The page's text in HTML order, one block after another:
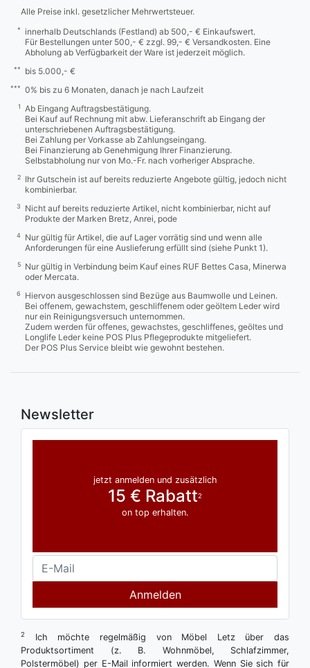
Alle Preise inkl. gesetzlicher Mehrwertsteuer.
*
innerhalb Deutschlands (Festland) ab 500,- € Einkaufswert.
Für Bestellungen unter 500,- € zzgl. 99,- € Versandkosten. Eine
Abholung ab Verfügbarkeit der Ware ist jederzeit möglich.
** bis 5.000,- €
*** 0% bis zu 6 Monaten, danach je nach Laufzeit
1
Ab Eingang Auftragsbestätigung.
Bei Kauf auf Rechnung mit abw. Lieferanschrift ab Eingang der
unterschriebenen Auftragsbestätigung.
Bei Zahlung per Vorkasse ab Zahlungseingang.
Bei Finanzierung ab Genehmigung Ihrer Finanzierung.
Selbstabholung nur von Mo.-Fr. nach vorheriger Absprache.
2
Ihr Gutschein ist auf bereits reduzierte Angebote gültig, jedoch nicht
kombinierbar.
3
Nicht auf bereits reduzierte Artikel, nicht kombinierbar, nicht auf
Produkte der Marken Bretz, Anrei, pode
4
Nur gültig für Artikel, die auf Lager vorrätig sind und wenn alle
Anforderungen für eine Auslieferung erfüllt sind (siehe Punkt 1).
5
Nur gültig in Verbindung beim Kauf eines RUF Bettes Casa, Minerwa
oder Mercata.
6
Hiervon ausgeschlossen sind Bezüge aus Baumwolle und Leinen.
Bei offenem, gewachstem, geschliffenem oder geöltem Leder wird
nur ein Reinigungsversuch unternommen.
Zudem werden für offenes, gewachstes, geschliffenes, geöltes und
Longlife Leder keine POS Plus Pflegeprodukte mitgeliefert.
Der POS Plus Service bleibt wie gewohnt bestehen.
Newsletter
jetzt anmelden und zusätzlich
15 € Rabatt2
on top erhalten.
Anmelden
2
Ich möchte regelmäßig von Möbel Letz über das
Produktsortiment (z. B. Wohnmöbel, Schlafzimmer,
Polstermöbel) per E-Mail informiert werden. Wenn Sie sich für